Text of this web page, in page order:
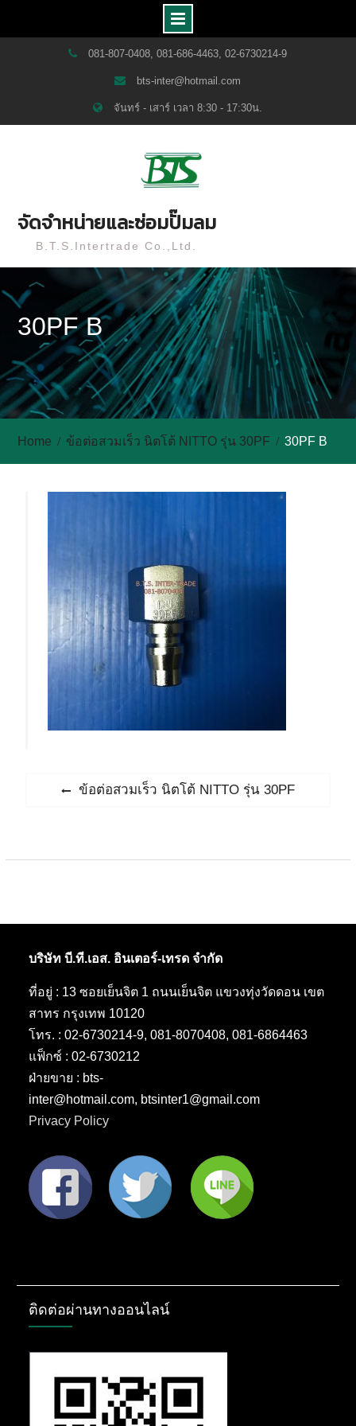
081-807-0408, 081-686-4463, 02-6730214-9
bts-inter@hotmail.com
จันทร์ - เสาร์ เวลา 8:30 - 17:30น.
จัดจำหน่ายและซ่อมปั๊มลม
B.T.S.Intertrade Co.,Ltd.
30PF B
Home ข้อต่อสวมเร็ว นิตโต้ NITTO รุ่น 30PF 30PF B
แนะแนวPrevious
ข้อต่อสวมเร็ว นิตโต้ NITTO รุ่น 30PF
บริษัท บี.ที.เอส. อินเตอร์-เทรด จำกัด
ที่อยู่ : 13 ซอยเย็นจิต 1 ถนนเย็นจิต แขวงทุ่งวัดดอน เขต
สาทร กรุงเทพ 10120
โทร. : 02-6730214-9, 081-8070408, 081-6864463
แฟ็กซ์ : 02-6730212
ฝ่ายขาย : bts-
inter@hotmail.com, btsinter1@gmail.com
Privacy Policy
ติดต่อผ่านทางออนไลน์